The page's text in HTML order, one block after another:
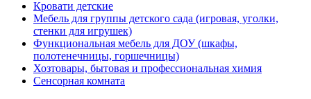
Кровати детские
Мебель для группы детского сада (игровая, уголки,
стенки для игрушек)
Функциональная мебель для ДОУ (шкафы,
полотенечницы, горшечницы)
Хозтовары, бытовая и профессиональная химия
Сенсорная комната